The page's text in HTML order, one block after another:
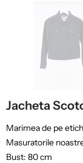
Jacheta
Marimea de pe
Masuratorile
Bust: 80 cm